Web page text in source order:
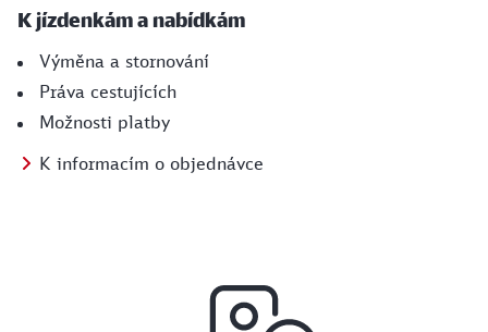
K jízdenkám a nabídkám
Výměna a stornování
Práva cestujících
Možnosti platby
K informacím o objednávce